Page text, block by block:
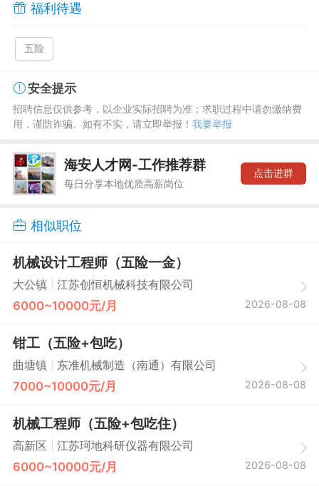
福利待遇
五险
安全提示
招聘信息仅供参考，以企业实际招聘为准；求职过程中请勿缴纳费
用，谨防诈骗。如有不实，请立即举报！ 我要举报
海安人才网-工作推荐群
每日分享本地优质高薪岗位
点击进群
相似职位
机械设计工程师（五险一金）
大公镇 江苏创恒机械科技有限公司
6000~10000元/月 2026-08-08
钳工（五险+包吃）
曲塘镇 东准机械制造（南通）有限公司
7000~10000元/月 2026-08-08
机械工程师（五险+包吃住）
高新区 江苏珂地科研仪器有限公司
6000~10000元/月 2026-08-08